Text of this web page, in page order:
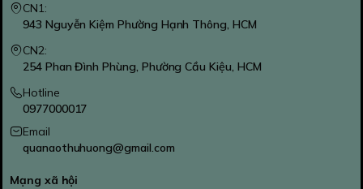
CN1:
943 Nguyễn Kiệm Phường Hạnh Thông, HCM
CN2:
254 Phan Đình Phùng, Phường Cầu Kiệu, HCM
Hotline
0977000017
Email
quanaothuhuong@gmail.com
Mạng xã hội